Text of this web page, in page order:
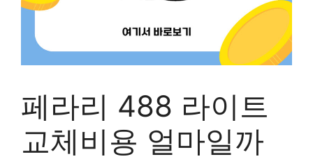
페라리 488 라이트
교체비용 얼마일까